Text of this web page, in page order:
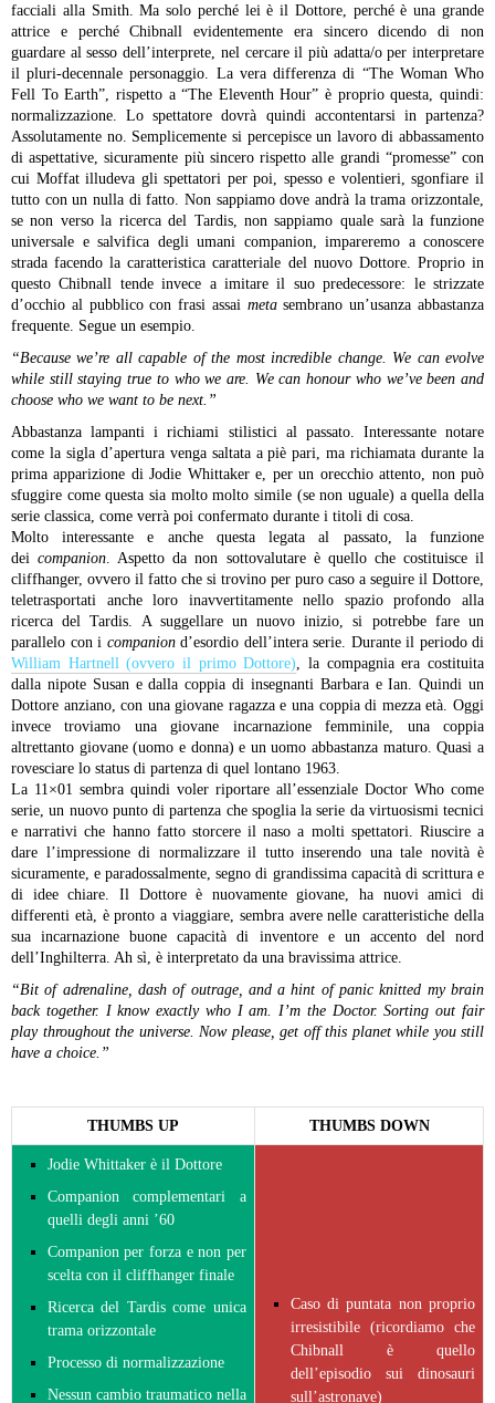
facciali alla Smith. Ma solo perché lei è il Dottore, perché è una grande
attrice e perché Chibnall evidentemente era sincero dicendo di non
guardare al sesso dell’interprete, nel cercare il più adatta/o per interpretare
il pluri-decennale personaggio.
La vera differenza di “The Woman Who
Fell To Earth”, rispetto a “The Eleventh Hour” è proprio questa, quindi:
normalizzazione. Lo spettatore dovrà quindi accontentarsi in partenza?
Assolutamente no. Semplicemente si percepisce un lavoro di abbassamento
di aspettative, sicuramente più sincero rispetto alle grandi “promesse” con
cui Moffat illudeva gli spettatori per poi, spesso e volentieri, sgonfiare il
tutto con un nulla di fatto. Non sappiamo dove andrà la trama orizzontale,
se non verso la ricerca del Tardis, non sappiamo quale sarà la funzione
universale e salvifica degli umani companion, impareremo a conoscere
strada facendo la caratteristica caratteriale del nuovo Dottore. Proprio in
questo Chibnall tende invece a imitare il suo predecessore: le strizzate
d’occhio al pubblico con frasi assai metasembrano un’usanza abbastanza
frequente. Segue un esempio.
“Because we’re all capable of the most incredible change. We can evolve
while still staying true to who we are. We can honour who we’ve been and
choose who we want to be next.”
Abbastanza lampanti i richiami stilistici al passato. Interessante notare
come la sigla d’apertura venga saltata a piè pari, ma richiamata durante la
prima apparizione di Jodie Whittaker e, per un orecchio attento, non può
sfuggire come questa sia molto molto simile (se non uguale) a quella della
serie classica, come verrà poi confermato durante i titoli di cosa.
Molto interessante e anche questa legata al passato, la funzione
deicompanion . Aspetto da non sottovalutare è quello che costituisce il
cliffhanger, ovvero il fatto che si trovino per puro caso a seguire il Dottore,
teletrasportati anche loro inavvertitamente nello spazio profondo alla
ricerca del Tardis. A suggellare un nuovo inizio, si potrebbe fare un
parallelo con i companion d’esordio dell’intera serie. Durante il periodo di
William Hartnell (ovvero il primo Dottore) , la compagnia era costituita
dalla nipote Susan e dalla coppia di insegnanti Barbara e Ian. Quindi un
Dottore anziano, con una giovane ragazza e una coppia di mezza età. Oggi
invece troviamo una giovane incarnazione femminile, una coppia
altrettanto giovane (uomo e donna) e un uomo abbastanza maturo. Quasi a
rovesciare lo status di partenza di quel lontano 1963.
La 11×01 sembra quindi voler riportare all’essenziale Doctor Who come
serie, un nuovo punto di partenza che spoglia la serie da virtuosismi tecnici
e narrativi che hanno fatto storcere il naso a molti spettatori. Riuscire a
dare l’impressione di normalizzare il tutto inserendo una tale novità è
sicuramente, e paradossalmente, segno di grandissima capacità di scrittura e
di idee chiare. Il Dottore è nuovamente giovane, ha nuovi amici di
differenti età, è pronto a viaggiare, sembra avere nelle caratteristiche della
sua incarnazione buone capacità di inventore e un accento del nord
dell’Inghilterra. Ah sì, è interpretato da una bravissima attrice.
“Bit of adrenaline, dash of outrage, and a hint of panic knitted my brain
back together. I know exactly who I am. I’m the Doctor. Sorting out fair
play throughout the universe. Now please, get off this planet while you still
have a choice.”
THUMBS UP THUMBS DOWN
Jodie Whittaker è il Dottore
Companion complementari a
quelli degli anni ’60
Companion per forza e non per
scelta con il cliffhanger finale
Ricerca del Tardis come unica
trama orizzontale
Processo di normalizzazione
Nessun cambio traumatico nella
Caso di puntata non proprio
irresistibile (ricordiamo che
Chibnall è quello
dell’episodio sui dinosauri
sull’astronave)